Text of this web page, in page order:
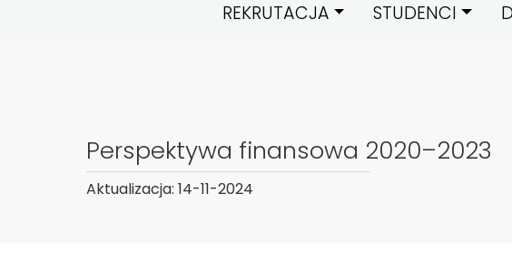
REKRUTACJA STUDENCI
Perspektywa finansowa 2020–2023
Aktualizacja: 14-11-2024